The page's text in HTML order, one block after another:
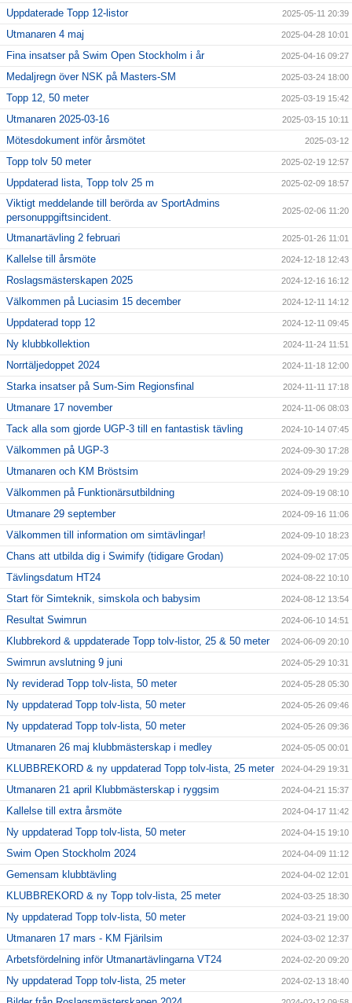
Uppdaterade Topp 12-listor 2025-05-11 20:39
Utmanaren 4 maj 2025-04-28 10:01
Fina insatser på Swim Open Stockholm i år 2025-04-16 09:27
Medaljregn över NSK på Masters-SM 2025-03-24 18:00
Topp 12, 50 meter 2025-03-19 15:42
Utmanaren 2025-03-16 2025-03-15 10:11
Mötesdokument inför årsmötet 2025-03-12
Topp tolv 50 meter 2025-02-19 12:57
Uppdaterad lista, Topp tolv 25 m 2025-02-09 18:57
Viktigt meddelande till berörda av SportAdmins
personuppgiftsincident.
2025-02-06 11:20
Utmanartävling 2 februari 2025-01-26 11:01
Kallelse till årsmöte 2024-12-18 12:43
Roslagsmästerskapen 2025 2024-12-16 16:12
Välkommen på Luciasim 15 december 2024-12-11 14:12
Uppdaterad topp 12 2024-12-11 09:45
Ny klubbkollektion 2024-11-24 11:51
Norrtäljedoppet 2024 2024-11-18 12:00
Starka insatser på Sum-Sim Regionsfinal 2024-11-11 17:18
Utmanare 17 november 2024-11-06 08:03
Tack alla som gjorde UGP-3 till en fantastisk tävling 2024-10-14 07:45
Välkommen på UGP-3 2024-09-30 17:28
Utmanaren och KM Bröstsim 2024-09-29 19:29
Välkommen på Funktionärsutbildning 2024-09-19 08:10
Utmanare 29 september 2024-09-16 11:06
Välkommen till information om simtävlingar! 2024-09-10 18:23
Chans att utbilda dig i Swimify (tidigare Grodan) 2024-09-02 17:05
Tävlingsdatum HT24 2024-08-22 10:10
Start för Simteknik, simskola och babysim 2024-08-12 13:54
Resultat Swimrun 2024-06-10 14:51
Klubbrekord & uppdaterade Topp tolv-listor, 25 & 50 meter 2024-06-09 20:10
Swimrun avslutning 9 juni 2024-05-29 10:31
Ny reviderad Topp tolv-lista, 50 meter 2024-05-28 05:30
Ny uppdaterad Topp tolv-lista, 50 meter 2024-05-26 09:46
Ny uppdaterad Topp tolv-lista, 50 meter 2024-05-26 09:36
Utmanaren 26 maj klubbmästerskap i medley 2024-05-05 00:01
KLUBBREKORD & ny uppdaterad Topp tolv-lista, 25 meter 2024-04-29 19:31
Utmanaren 21 april Klubbmästerskap i ryggsim 2024-04-21 15:37
Kallelse till extra årsmöte 2024-04-17 11:42
Ny uppdaterad Topp tolv-lista, 50 meter 2024-04-15 19:10
Swim Open Stockholm 2024 2024-04-09 11:12
Gemensam klubbtävling 2024-04-02 12:01
KLUBBREKORD & ny Topp tolv-lista, 25 meter 2024-03-25 18:30
Ny uppdaterad Topp tolv-lista, 50 meter 2024-03-21 19:00
Utmanaren 17 mars - KM Fjärilsim 2024-03-02 12:37
Arbetsfördelning inför Utmanartävlingarna VT24 2024-02-20 09:20
Ny uppdaterad Topp tolv-lista, 25 meter 2024-02-13 18:40